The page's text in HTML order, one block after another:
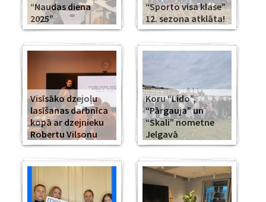
“Naudas diena
2025”
“Sporto visa klase”
12. sezona atklāta!
Visīsāko dzejoļu
lasīšanas darbnīca
kopā ar dzejnieku
Robertu Vilsonu
Koru “Lido”,
“Pārgauja” un
“Skali” nometne
Jelgavā